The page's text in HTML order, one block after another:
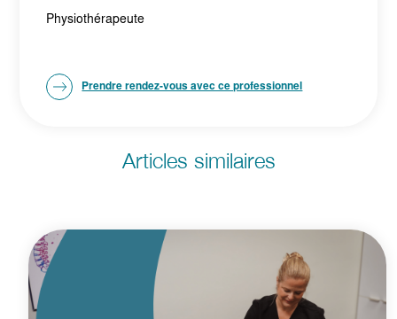
Physiothérapeute
Prendre rendez-vous avec ce professionnel
Articles similaires